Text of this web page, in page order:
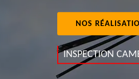
NOS
INSPECTION